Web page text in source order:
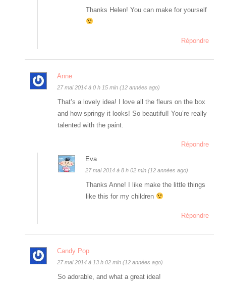
Thanks Helen! You can make for yourself
Répondre
Anne
27 mai 2014 à 0 h 15 min (12 années ago)
That’s a lovely idea! I love all the fleurs on the box
and how springy it looks! So beautiful! You’re really
talented with the paint.
Répondre
Eva
27 mai 2014 à 8 h 02 min (12 années ago)
Thanks Anne! I like make the little things
like this for my children
Répondre
Candy Pop
27 mai 2014 à 13 h 02 min (12 années ago)
So adorable, and what a great idea!